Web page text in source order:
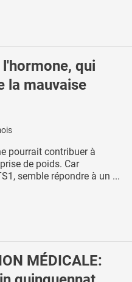
qui
la mauvaise
pourrait contribuer à
de poids. Car
semble répondre à un ...
MÉDICALE: